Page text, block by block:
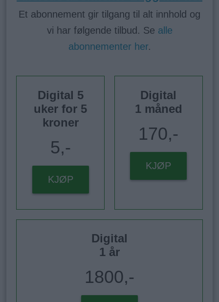
Et abonnement gir tilgang til alt innhold og
vi har følgende tilbud. Se alle
abonnementer her.
Digital 5
uker for 5
kroner
5,-
KJØP
Digital
1 måned
170,-
KJØP
Digital
1 år
1800,-